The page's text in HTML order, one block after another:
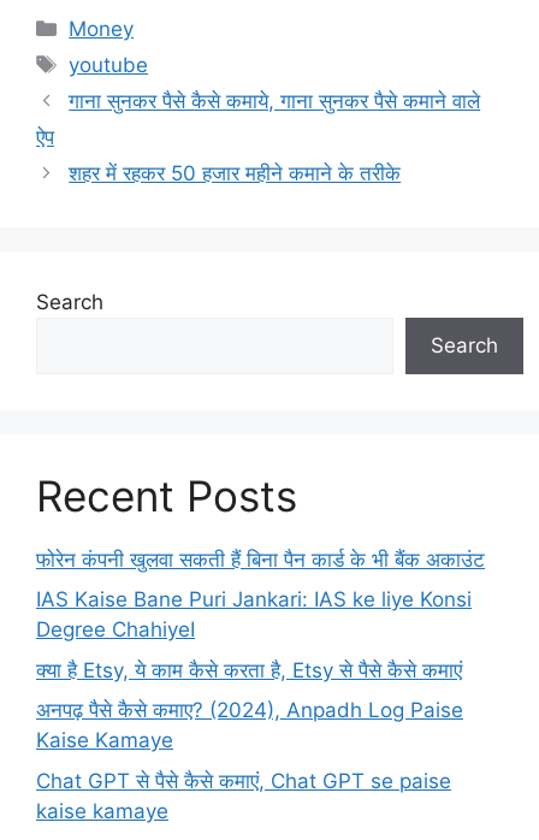
Categories
Money
Tags
youtube
गाना सुनकर पैसे कैसे कमाये, गाना सुनकर पैसे कमाने वाले
ऐप
शहर में रहकर 50 हजार महीने कमाने के तरीके
Search
Search
Recent Posts
फोरेन कंपनी खुलवा सकती हैं बिना पैन कार्ड के भी बैंक अकाउंट
IAS Kaise Bane Puri Jankari: IAS ke liye Konsi
Degree ChahiyeI
क्या है Etsy, ये काम कैसे करता है, Etsy से पैसे कैसे कमाएं
अनपढ़ पैसे कैसे कमाए? (2024), Anpadh Log Paise
Kaise Kamaye
Chat GPT से पैसे कैसे कमाएं, Chat GPT se paise
kaise kamaye